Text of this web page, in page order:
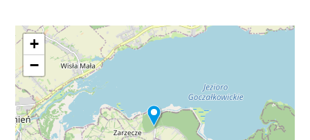
+
−